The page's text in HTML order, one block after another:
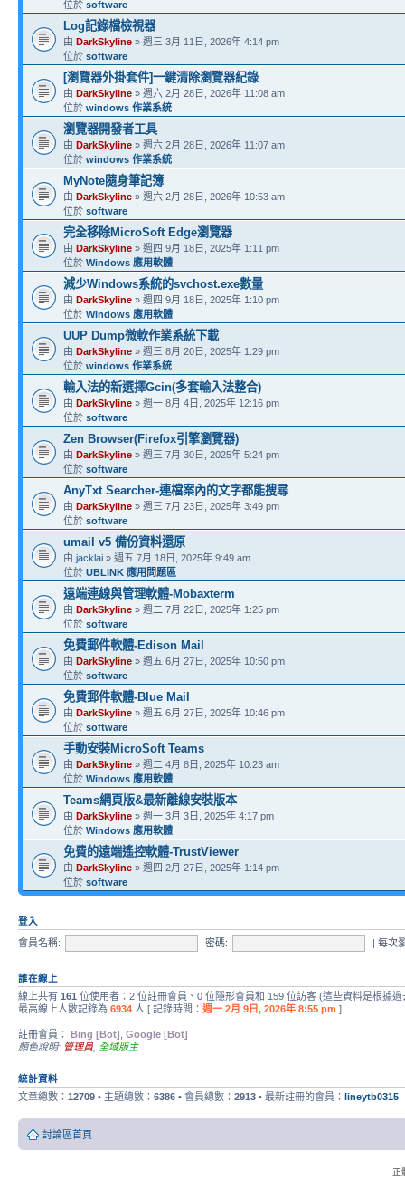
位於 software
Log記錄檔檢視器
由 DarkSkyline » 週三 3月 11日, 2026年 4:14 pm
位於 software
[瀏覽器外掛套件]一鍵清除瀏覽器紀錄
由 DarkSkyline » 週六 2月 28日, 2026年 11:08 am
位於 windows 作業系統
瀏覽器開發者工具
由 DarkSkyline » 週六 2月 28日, 2026年 11:07 am
位於 windows 作業系統
MyNote隨身筆記簿
由 DarkSkyline » 週六 2月 28日, 2026年 10:53 am
位於 software
完全移除MicroSoft Edge瀏覽器
由 DarkSkyline » 週四 9月 18日, 2025年 1:11 pm
位於 Windows 應用軟體
減少Windows系統的svchost.exe數量
由 DarkSkyline » 週四 9月 18日, 2025年 1:10 pm
位於 Windows 應用軟體
UUP Dump微軟作業系統下載
由 DarkSkyline » 週三 8月 20日, 2025年 1:29 pm
位於 windows 作業系統
輸入法的新選擇Gcin(多套輸入法整合)
由 DarkSkyline » 週一 8月 4日, 2025年 12:16 pm
位於 software
Zen Browser(Firefox引擎瀏覽器)
由 DarkSkyline » 週三 7月 30日, 2025年 5:24 pm
位於 software
AnyTxt Searcher-連檔案內的文字都能搜尋
由 DarkSkyline » 週三 7月 23日, 2025年 3:49 pm
位於 software
umail v5 備份資料還原
由 jacklai » 週五 7月 18日, 2025年 9:49 am
位於 UBLINK 應用問題區
遠端連線與管理軟體-Mobaxterm
由 DarkSkyline » 週二 7月 22日, 2025年 1:25 pm
位於 software
免費郵件軟體-Edison Mail
由 DarkSkyline » 週五 6月 27日, 2025年 10:50 pm
位於 software
免費郵件軟體-Blue Mail
由 DarkSkyline » 週五 6月 27日, 2025年 10:46 pm
位於 software
手動安裝MicroSoft Teams
由 DarkSkyline » 週二 4月 8日, 2025年 10:23 am
位於 Windows 應用軟體
Teams網頁版&最新離線安裝版本
由 DarkSkyline » 週一 3月 3日, 2025年 4:17 pm
位於 Windows 應用軟體
免費的遠端遙控軟體-TrustViewer
由 DarkSkyline » 週四 2月 27日, 2025年 1:14 pm
位於 software
登入
會員名稱:
密碼: | 每次
誰在線上
線上共有 161 位使用者：2 位註冊會員、0 位隱形會員和 159 位訪客 (這些資料是根據
最高線上人數記錄為 6934 人 [ 記錄時間： 週一 2月 9日, 2026年 8:55 pm ]
註冊會員： Bing [Bot] Google [Bot]
顏色說明: 管理員 全域版主
統計資料
文章總數： 12709 • 主題總數： 6386 • 會員總數： 2913 • 最新註冊的會員： lineytb0315
討論區首頁
正